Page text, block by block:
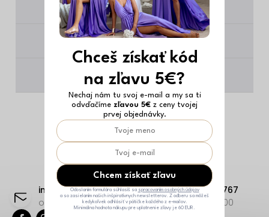
________
________
info @erikafashion.sk
odpovieme čo najskôr
+421 23332 9767
Po-Pi: 8:00-18:00
Chceš získať kód
na zľavu 5€?
Nechaj nám tu svoj e-mail a my sa ti
odvďačíme zľavou 5€ z ceny tvojej
prvej objednávky.
Chcem získať zľavu
Odoslaním formulára súhlasíš sa spracovaním osobných údajov
a so zasielaním našich inšpiratívnych newsletterov. Z odberu sa môžeš
kedykoľvek odhlásiť v pätičke každého z e-mailov.
Minimálna hodnota nákupu pre uplatnenie zľavy je 60 EUR.